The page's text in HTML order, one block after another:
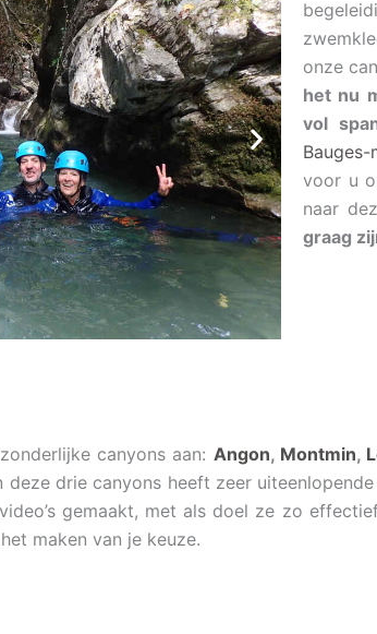
onze
het nu
vol
Bauges-
voor u
naar
graag
canyons aan: Angon, Montmin,
deze drie canyons heeft zeer
gemaakt, met als doel ze zo
maken van je keuze.